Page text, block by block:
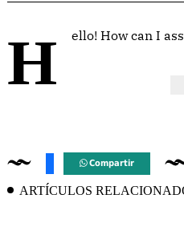
Hello! How can I
Compartir
ARTÍCULOS